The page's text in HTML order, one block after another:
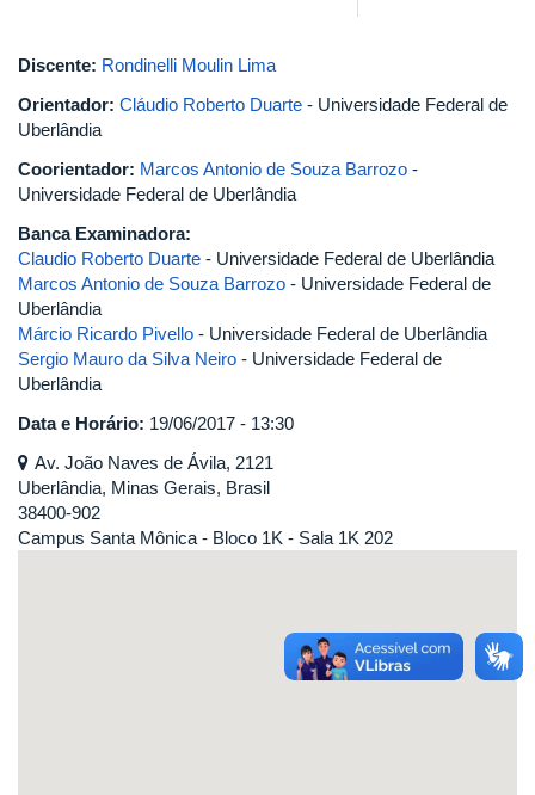
Discente: Rondinelli Moulin Lima
Orientador: Cláudio Roberto Duarte - Universidade Federal de
Uberlândia
Coorientador: Marcos Antonio de Souza Barrozo -
Universidade Federal de Uberlândia
Banca Examinadora:
Claudio Roberto Duarte - Universidade Federal de Uberlândia
Marcos Antonio de Souza Barrozo - Universidade Federal de
Uberlândia
Márcio Ricardo Pivello - Universidade Federal de Uberlândia
Sergio Mauro da Silva Neiro - Universidade Federal de
Uberlândia
Data e Horário: 19/06/2017 - 13:30
Av. João Naves de Ávila, 2121
Uberlândia, Minas Gerais, Brasil
38400-902
Campus Santa Mônica - Bloco 1K - Sala 1K 202